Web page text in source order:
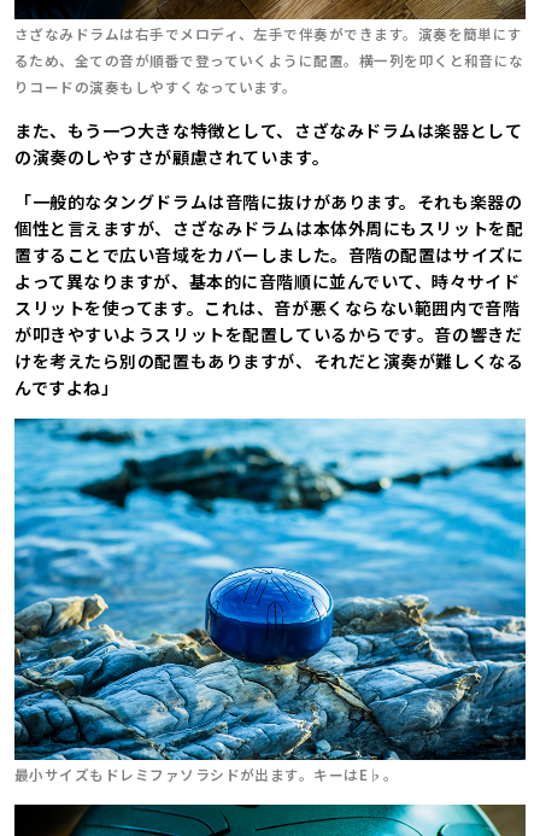
さざなみドラムは右手でメロディ、左手で伴奏ができます。演奏を簡単にす
るため、全ての音が順番で登っていくように配置。横一列を叩くと和音にな
りコードの演奏もしやすくなっています。
また、もう一つ大きな特徴として、さざなみドラムは楽器として
の演奏のしやすさが顧慮されています。
「一般的なタングドラムは音階に抜けがあります。それも楽器の
個性と言えますが、さざなみドラムは本体外周にもスリットを配
置することで広い音域をカバーしました。音階の配置はサイズに
よって異なりますが、基本的に音階順に並んでいて、時々サイド
スリットを使ってます。これは、音が悪くならない範囲内で音階
が叩きやすいようスリットを配置しているからです。音の響きだ
けを考えたら別の配置もありますが、それだと演奏が難しくなる
んですよね」
最小サイズもドレミファソラシドが出ます。キーはE♭。